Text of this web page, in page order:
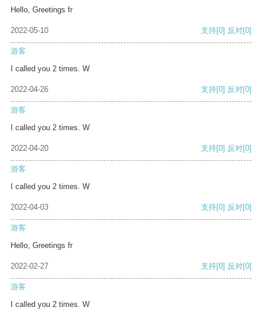
Hello, Greetings fr
2022-05-10 支持[0] 反对[0]
游客
I called you 2 times. W
2022-04-26 支持[0] 反对[0]
游客
I called you 2 times. W
2022-04-20 支持[0] 反对[0]
游客
I called you 2 times. W
2022-04-03 支持[0] 反对[0]
游客
Hello, Greetings fr
2022-02-27 支持[0] 反对[0]
游客
I called you 2 times. W